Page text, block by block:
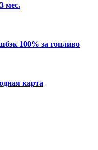
мес.
100% за топливо
карта